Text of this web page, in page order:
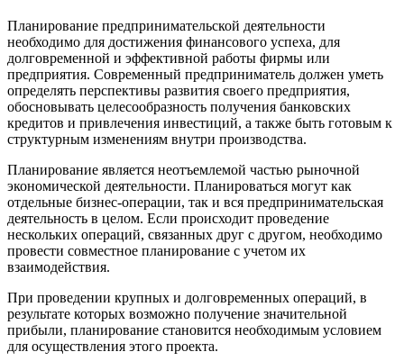
Планирование предпринимательской деятельности
необходимо для достижения финансового успеха, для
долговременной и эффективной работы фирмы или
предприятия. Современный предприниматель должен уметь
определять перспективы развития своего предприятия,
обосновывать целесообразность получения банковских
кредитов и привлечения инвестиций, а также быть готовым к
структурным изменениям внутри производства.
Планирование является неотъемлемой частью рыночной
экономической деятельности. Планироваться могут как
отдельные бизнес-операции, так и вся предпринимательская
деятельность в целом. Если происходит проведение
нескольких операций, связанных друг с другом, необходимо
провести совместное планирование с учетом их
взаимодействия.
При проведении крупных и долговременных операций, в
результате которых возможно получение значительной
прибыли, планирование становится необходимым условием
для осуществления этого проекта.